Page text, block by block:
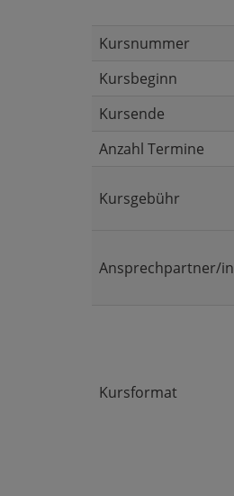
Kursnummer
Kursbeginn
Kursende
Anzahl Termine
Kursgebühr
Ansprechpartner/in
Kursformat